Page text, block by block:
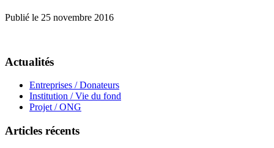
Publié le 25 novembre 2016
Actualités
Entreprises / Donateurs
Institution / Vie du fond
Projet / ONG
Articles récents